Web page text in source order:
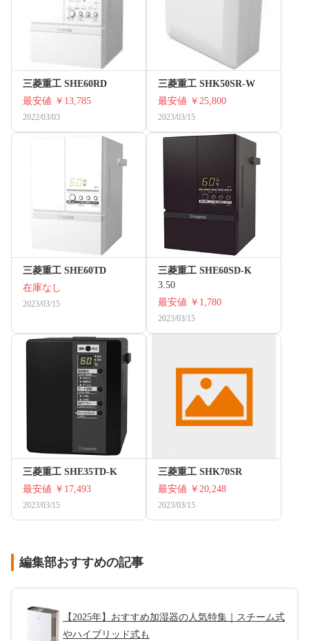
三菱重工 SHE60RD
最安値 ￥13,785
2022/03/03
三菱重工 SHK50SR-W
最安値 ￥25,800
2023/03/15
三菱重工 SHE60TD
在庫なし
2023/03/15
三菱重工 SHE60SD-K
3.50
最安値 ￥1,780
2023/03/15
三菱重工 SHE35TD-K
最安値 ￥17,493
2023/03/15
三菱重工 SHK70SR
最安値 ￥20,248
2023/03/15
編集部おすすめの記事
【2025年】おすすめ加湿器の人気特集｜スチーム式
やハイブリッド式も